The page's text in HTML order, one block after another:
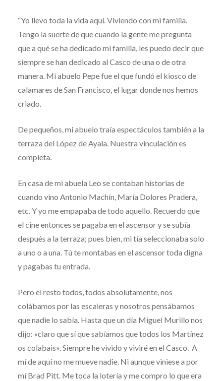
“Yo llevo toda la vida aquí. Viviendo con mi familia.
Tengo la suerte de que cuando la gente me pregunta
que a qué se ha dedicado mi familia, les puedo decir que
siempre se han dedicado al Casco de una o de otra
manera. Mi abuelo Pepe fue el que fundó el kiosco de
calamares de San Francisco, el lugar donde nos hemos
criado.
De pequeños, mi abuelo traía espectáculos también a la
terraza del López de Ayala. Nuestra vinculación es
completa.
En casa de mi abuela Leo se contaban historias de
cuando vino Antonio Machín, María Dolores Pradera,
etc. Y yo me empapaba de todo aquello. Recuerdo que
el cine entonces se pagaba en el ascensor y se subía
después a la terraza; pues bien, mi tía seleccionaba solo
a uno o a una. Tú te montabas en el ascensor toda digna
y pagabas tu entrada.
Pero el resto todos, todos absolutamente, nos
colábamos por las escaleras y nosotros pensábamos
que nadie lo sabía. Hasta que un día Miguel Murillo nos
dijo: «claro que sí que sabíamos que todos los Martínez
os colabais». Siempre he vivido y viviré en el Casco. A
mí de aquí no me mueve nadie. Ni aunque viniese a por
mí Brad Pitt. Me toca la lotería y me compro lo que era